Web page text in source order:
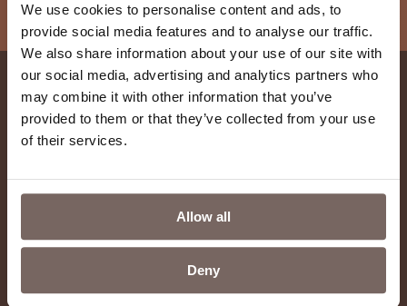
We use cookies to personalise content and ads, to
provide social media features and to analyse our traffic.
We also share information about your use of our site with
our social media, advertising and analytics partners who
may combine it with other information that you’ve
provided to them or that they’ve collected from your use
of their services.
Allow all
Deny
Neem contactmet ons op
Bel of mail gerust: